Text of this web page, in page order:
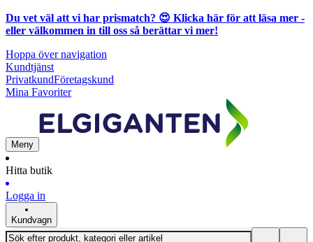
Du vet väl att vi har prismatch? 😍 Klicka här för att läsa mer -
eller välkommen in till oss så berättar vi mer!
Hoppa över navigation
Kundtjänst
PrivatkundFöretagskund
Mina Favoriter
Meny
Hitta butik
Logga in
Kundvagn